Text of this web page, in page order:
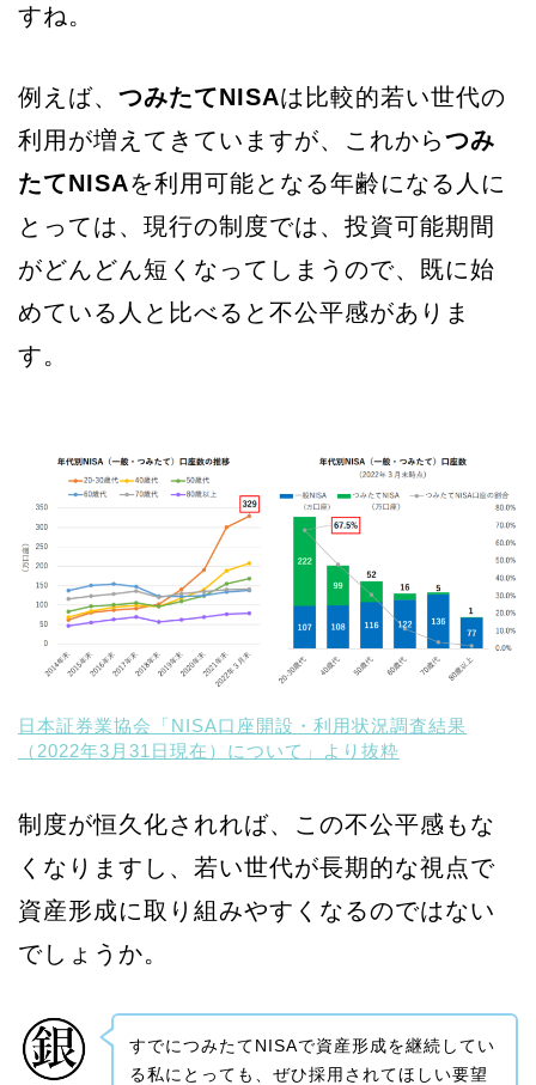
すね。
例えば、 つみたてNISAは比較的若い世代の
利用が増えてきていますが、これからつみ
たてNISAを利用可能となる年齢になる人に
とっては、現行の制度では、投資可能期間
がどんどん短くなってしまうので、既に始
めている人と比べると不公平感がありま
す。
日本証券業協会「NISA口座開設・利用状況調査結果
（2022年3月31日現在）について」より抜粋
制度が恒久化されれば、この不公平感もな
くなりますし、若い世代が長期的な視点で
資産形成に取り組みやすくなるのではない
でしょうか。
すでにつみたてNISAで資産形成を継続してい
る私にとっても、ぜひ採用されてほしい要望